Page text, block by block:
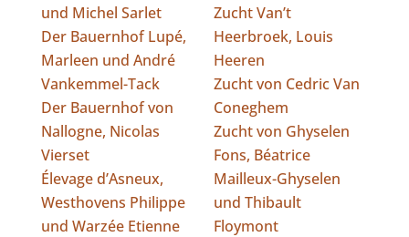
und Michel Sarlet
Der Bauernhof Lupé,
Marleen und André
Vankemmel-Tack
Der Bauernhof von
Nallogne, Nicolas
Vierset
Élevage d’Asneux,
Westhovens Philippe
und Warzée Etienne
Zucht Van’t
Heerbroek, Louis
Heeren
Zucht von Cedric Van
Coneghem
Zucht von Ghyselen
Fons, Béatrice
Mailleux-Ghyselen
und Thibault
Floymont